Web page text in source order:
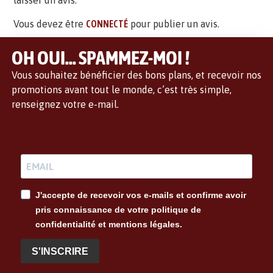
Vous devez être CONNECTÉ pour publier un avis.
OH OUI... SPAMMEZ-MOI !
Vous souhaitez bénéficier des bons plans, et recevoir nos
promotions avant tout le monde, c’est très simple,
renseignez votre e-mail.
J'accepte de recevoir vos e-mails et confirme avoir
pris connaissance de votre politique de
confidentialité et mentions légales.
S'INSCRIRE